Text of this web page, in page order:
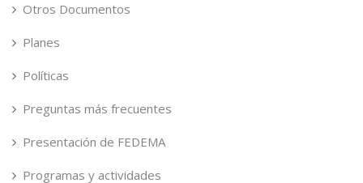
Otros Documentos
Planes
Políticas
Preguntas más frecuentes
Presentación de FEDEMA
Programas y actividades